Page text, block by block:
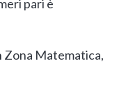
pari è
Zona Matematica,